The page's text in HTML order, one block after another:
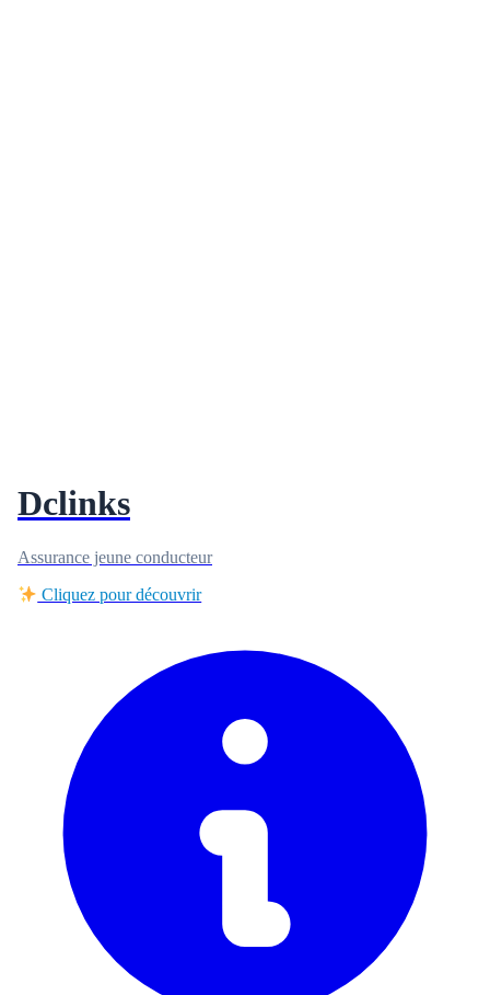
Dclinks
Assurance jeune conducteur
Cliquez pour découvrir